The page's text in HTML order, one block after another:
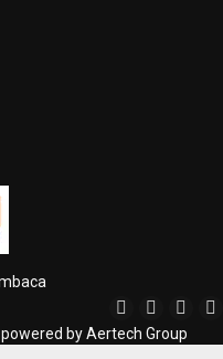
by Aertech Group